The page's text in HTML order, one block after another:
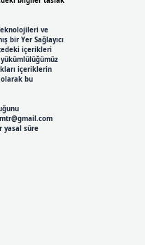
ve
bir Yer Sağlayıcı
içerikleri
içeriklerin
bu
yasal süre